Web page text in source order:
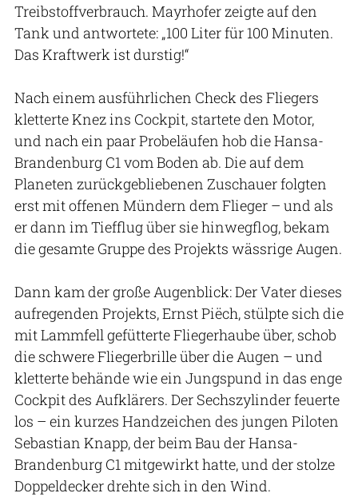
Treibstoffverbrauch. Mayrhofer zeigte auf den
Tank und antwortete: „100 Liter für 100 Minuten.
Das Kraftwerk ist durstig!“
Nach einem ausführlichen Check des Fliegers
kletterte Knez ins Cockpit, startete den Motor,
und nach ein paar Probeläufen hob die Hansa-
Brandenburg C1 vom Boden ab. Die auf dem
Planeten zurückgebliebenen Zuschauer folgten
erst mit offenen Mündern dem Flieger – und als
er dann im Tiefflug über sie hinwegflog, bekam
die gesamte Gruppe des Projekts wässrige Augen.
Dann kam der große Augenblick: Der Vater dieses
aufregenden Projekts, Ernst Piëch, stülpte sich die
mit Lammfell gefütterte Fliegerhaube über, schob
die schwere Fliegerbrille über die Augen – und
kletterte behände wie ein Jungspund in das enge
Cockpit des Aufklärers. Der Sechszylinder feuerte
los – ein kurzes Handzeichen des jungen Piloten
Sebastian Knapp, der beim Bau der Hansa-
Brandenburg C1 mitgewirkt hatte, und der stolze
Doppeldecker drehte sich in den Wind.